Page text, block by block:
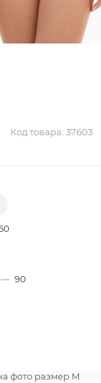
Код товара: 37603
— 90
фото размер M